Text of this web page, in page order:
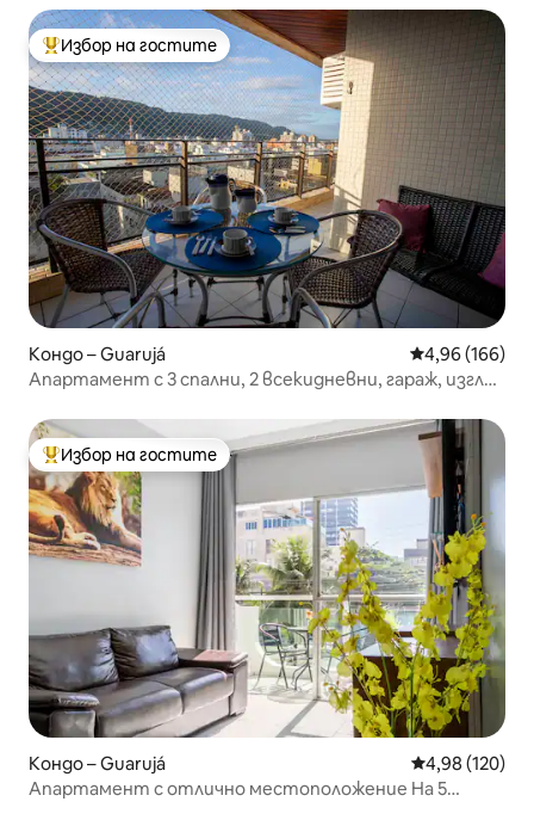
Най-популярен избор на гостите
Избор на гостите
Кондо – Guarujá Средна
4,96 (166)
Апартамент с 3 спални, 2 всекидневни, гараж, изглед
Най-популярен избор на гостите
Избор на гостите
Кондо – Guarujá Средна
4,98 (120)
Апартамент с отлично местоположение На 5